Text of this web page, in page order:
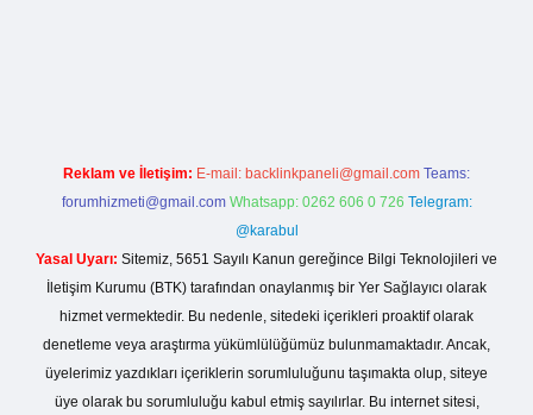
Reklam ve İletişim: E-mail: backlinkpaneli@gmail.com Teams:
forumhizmeti@gmail.com Whatsapp: 0262 606 0 726 Telegram:
@karabul
Yasal Uyarı: Sitemiz, 5651 Sayılı Kanun gereğince Bilgi Teknolojileri ve
İletişim Kurumu (BTK) tarafından onaylanmış bir Yer Sağlayıcı olarak
hizmet vermektedir. Bu nedenle, sitedeki içerikleri proaktif olarak
denetleme veya araştırma yükümlülüğümüz bulunmamaktadır. Ancak,
üyelerimiz yazdıkları içeriklerin sorumluluğunu taşımakta olup, siteye
üye olarak bu sorumluluğu kabul etmiş sayılırlar. Bu internet sitesi,